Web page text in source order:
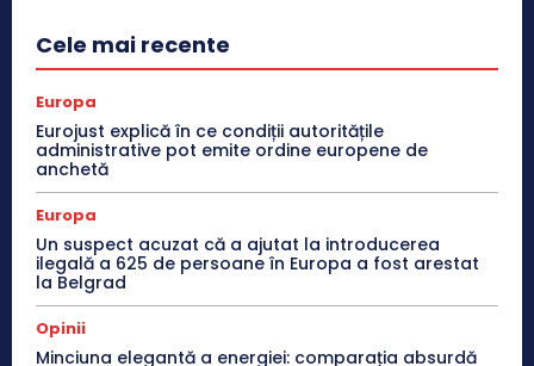
Cele mai recente
Europa
Eurojust explică în ce condiții autoritățile
administrative pot emite ordine europene de
anchetă
Europa
Un suspect acuzat că a ajutat la introducerea
ilegală a 625 de persoane în Europa a fost arestat
la Belgrad
Opinii
Minciuna elegantă a energiei: comparația absurdă